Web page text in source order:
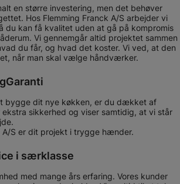
en større investering, men det behøver
Hos Flemming Franck A/S arbejder vi
du kan få kvalitet uden at gå på kompromis
Vi gennemgår altid projektet sammen
du får, og hvad det koster. Vi ved, at den
når man skal vælge håndværker.
bygge dit nye køkken, er du dækket af
ekstra sikkerhed og viser samtidig, at vi står
A/S er dit projekt i trygge hænder.
i særklasse
med mange års erfaring. Vores kunder